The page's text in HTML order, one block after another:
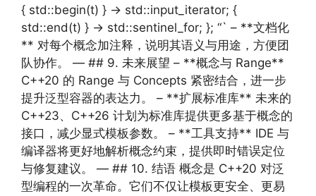
{ std::begin(t) } -> std::input_iterator; {
std::end(t) } -> std::sentinel_for; }; “` – **文档化
** 对每个概念加注释，说明其语义与用途，方便团
队协作。 — ## 9. 未来展望 – **概念与 Range**
C++20 的 Range 与 Concepts 紧密结合，进一步
提升泛型容器的表达力。 – **扩展标准库** 未来的
C++23、C++26 计划为标准库提供更多基于概念的
接口，减少显式模板参数。 – **工具支持** IDE 与
编译器将更好地解析概念约束，提供即时错误定位
与修复建议。 — ## 10. 结语 概念是 C++20 对泛
型编程的一次革命。它们不仅让模板更安全、更易